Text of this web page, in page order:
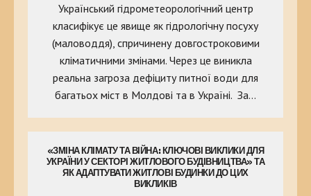
Український гідрометеорологічний центр
класифікує це явище як гідрологічну посуху
(маловоддя), спричинену довгостроковими
кліматичними змінами. Через це виникла
реальна загроза дефіциту питної води для
багатьох міст в Молдові та в Україні. За…
«ЗМІНА КЛІМАТУ ТА ВІЙНА: КЛЮЧОВІ ВИКЛИКИ ДЛЯ
УКРАЇНИ У СЕКТОРІ ЖИТЛОВОГО БУДІВНИЦТВА» ТА
ЯК АДАПТУВАТИ ЖИТЛОВІ БУДИНКИ ДО ЦИХ
ВИКЛИКІВ